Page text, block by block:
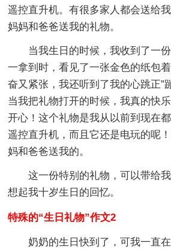
遥控直升机。有很多家人都会送给
妈妈和爸爸送我的礼物。
当我生日的时候，我收到了一份
一拿到时，看见了一张金色的纸包
奋又紧张，我还听到了我的心跳正”
当我把礼物打开的时候，我真的快
开心！这个礼物是我从以前到现在
遥控直升机，而且它还是电玩的呢
妈和爸爸送我的。
这一份特别的礼物，可以带给我
想起我十岁生日的回忆。
特殊的“生日礼物”作文2
奶奶的生日快到了，可我一直在